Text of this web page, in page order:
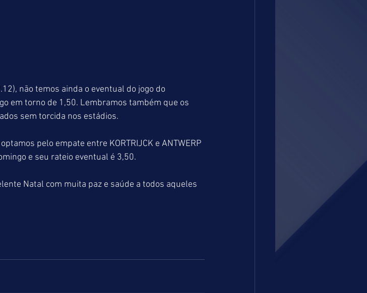
não temos ainda o eventual do jogo do
em torno de 1,50. Lembramos também que os
sem torcida nos estádios.
pelo empate entre KORTRIJCK e ANTWERP
e seu rateio eventual é 3,50.
Natal com muita paz e saúde a todos aqueles